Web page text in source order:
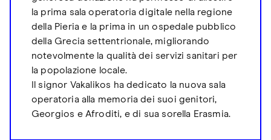
la prima sala operatoria digitale nella regione
della Pieria e la prima in un ospedale pubblico
della Grecia settentrionale, migliorando
notevolmente la qualità dei servizi sanitari per
la popolazione locale.
Il signor Vakalikos ha dedicato la nuova sala
operatoria alla memoria dei suoi genitori,
Georgios e Afroditi, e di sua sorella Erasmia.